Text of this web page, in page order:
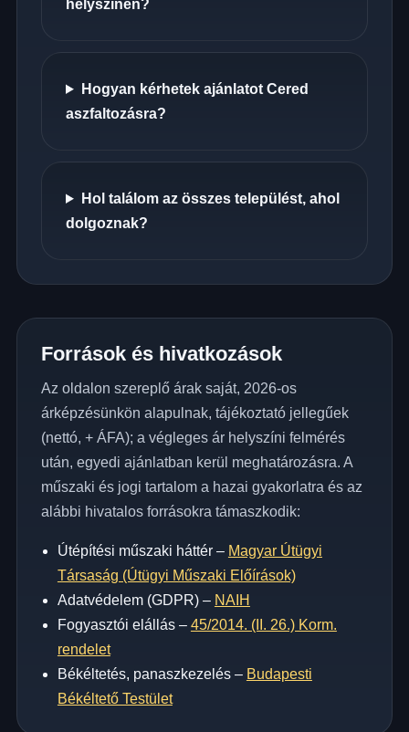
helyszínén?
Hogyan kérhetek ajánlatot Cered
aszfaltozásra?
Hol találom az összes települést, ahol
dolgoznak?
Források és hivatkozások
Az oldalon szereplő árak saját, 2026-os
árképzésünkön alapulnak, tájékoztató jellegűek
(nettó, + ÁFA); a végleges ár helyszíni felmérés
után, egyedi ajánlatban kerül meghatározásra. A
műszaki és jogi tartalom a hazai gyakorlatra és az
alábbi hivatalos forrásokra támaszkodik:
Útépítési műszaki háttér – Magyar Útügyi
Társaság (Útügyi Műszaki Előírások)
Adatvédelem (GDPR) – NAIH
Fogyasztói elállás – 45/2014. (II. 26.) Korm.
rendelet
Békéltetés, panaszkezelés – Budapesti
Békéltető Testület